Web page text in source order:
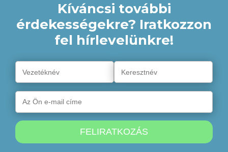
Kíváncsi további
érdekességekre? Iratkozzon
fel hírlevelünkre!